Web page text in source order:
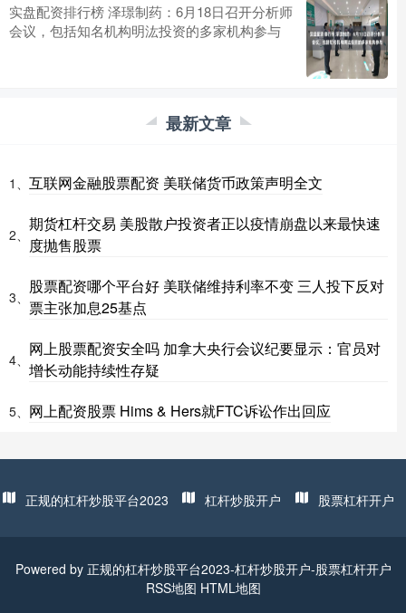
实盘配资排行榜 泽璟制药：6月18日召开分析师
会议，包括知名机构明汯投资的多家机构参与
最新文章
1、 互联网金融股票配资 美联储货币政策声明全文
2、
期货杠杆交易 美股散户投资者正以疫情崩盘以来最快速
度抛售股票
3、
股票配资哪个平台好 美联储维持利率不变 三人投下反对
票主张加息25基点
4、
网上股票配资安全吗 加拿大央行会议纪要显示：官员对
增长动能持续性存疑
5、 网上配资股票 Hims & Hers就FTC诉讼作出回应
正规的杠杆炒股平台2023 杠杆炒股开户 股票杠杆开户
Powered by 正规的杠杆炒股平台2023-杠杆炒股开户-股票杠杆开户
RSS地图 HTML地图